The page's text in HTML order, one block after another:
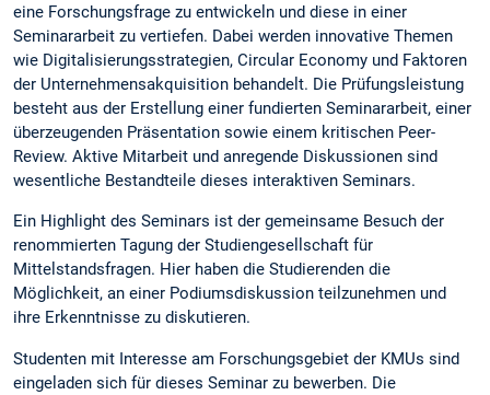
eine Forschungsfrage zu entwickeln und diese in einer
Seminararbeit zu vertiefen. Dabei werden innovative Themen
wie Digitalisierungsstrategien, Circular Economy und Faktoren
der Unternehmensakquisition behandelt. Die Prüfungsleistung
besteht aus der Erstellung einer fundierten Seminararbeit, einer
überzeugenden Präsentation sowie einem kritischen Peer-
Review. Aktive Mitarbeit und anregende Diskussionen sind
wesentliche Bestandteile dieses interaktiven Seminars.
Ein Highlight des Seminars ist der gemeinsame Besuch der
renommierten Tagung der Studiengesellschaft für
Mittelstandsfragen. Hier haben die Studierenden die
Möglichkeit, an einer Podiumsdiskussion teilzunehmen und
ihre Erkenntnisse zu diskutieren.
Studenten mit Interesse am Forschungsgebiet der KMUs sind
eingeladen sich für dieses Seminar zu bewerben. Die